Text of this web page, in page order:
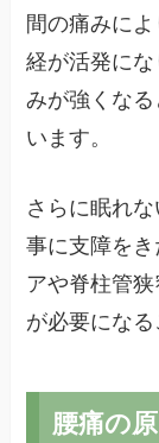
間の痛みに
経が活発に
みが強くな
います。
さらに眠れ
事に支障を
アや脊柱管
が必要になる
腰痛の